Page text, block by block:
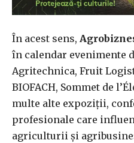
În acest sens,
în calendar evenimente
Agritechnica, Fruit
BIOFACH, Sommet de
multe alte expoziții,
profesionale care
agriculturii și